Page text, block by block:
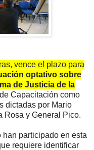
vence el plazo para
optativo sobre
de Justicia de la
Capacitación como
dictadas por Mario
Rosa y General Pico.
han participado en esta
requiere identificar